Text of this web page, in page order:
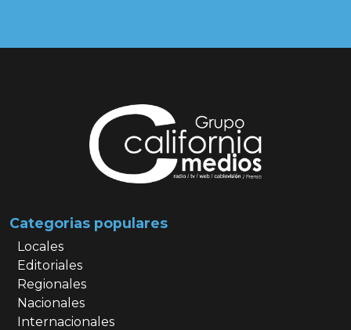
Categorias populares
Locales
Editoriales
Regionales
Nacionales
Internacionales